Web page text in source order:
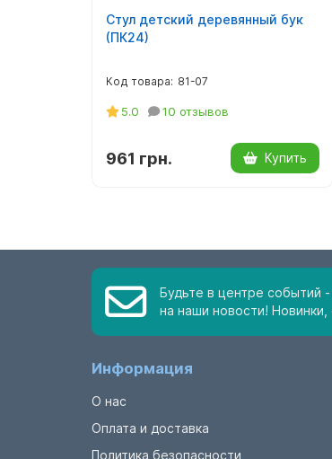
Стул детский деревянный бук
(ПК24)
81-07
5.0 10 отзывов
961 грн. Купить
Будьте в центре событий
на наши новости! Новинки,
Информация
О нас
Оплата и доставка
Политика безопасности